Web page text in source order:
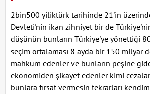
2bin500 yiliktürk tarihinde 21'in
Devleti'nin ikan zihniyet bir de
düşünün bunların Türkiye'ye yönettiği
seçim ortalaması 8 ayda bir 150 milyar
mahkum edenler ve bunların peşine
ekonomiden şikayet edenler kimi
bunlara fırsat vermesin tekrarları